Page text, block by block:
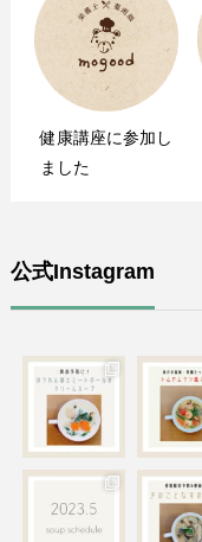
健康講座に参加し
ました
公式Instagram